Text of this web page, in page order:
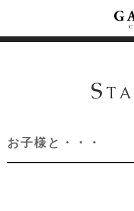
S
お子様と・・・